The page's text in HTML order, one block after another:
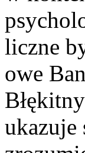
liczne
owe
ukazuje